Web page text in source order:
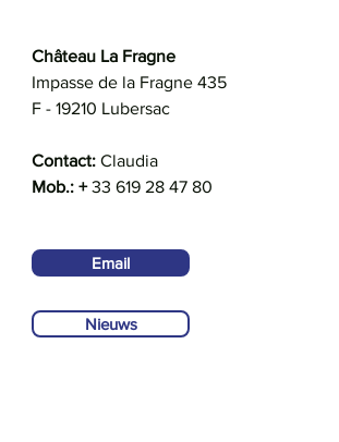
Château La Fragne
Impasse de la Fragne 435
F - 19210 Lubersac
Contact: Claudia
Mob.: +33 619 28 47 80
Email
Nieuws